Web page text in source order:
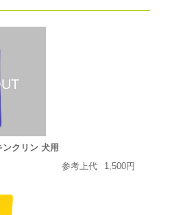
ンクリン 犬用
参考上代
1,500円